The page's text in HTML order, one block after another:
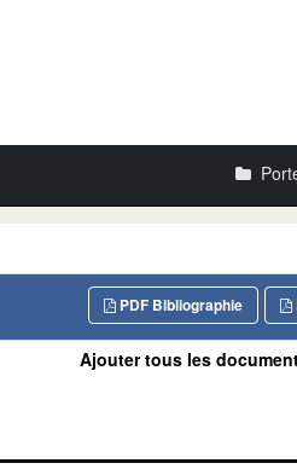
PDF Bibliographie
Ajouter tous les